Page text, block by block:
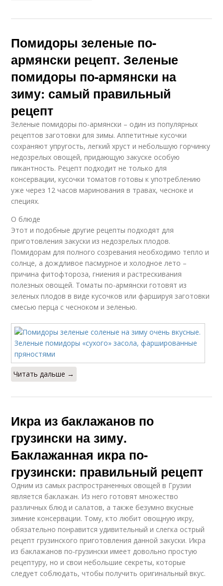
Помидоры зеленые по-
армянски рецепт. Зеленые
помидоры по-армянски на
зиму: самый правильный
рецепт
Зеленые помидоры по-армянски – один из популярных
рецептов заготовки для зимы. Аппетитные кусочки
сохраняют упругость, легкий хруст и небольшую горчинку
недозрелых овощей, придающую закуске особую
пикантность. Рецепт подходит не только для
консервации, кусочки томатов готовы к употреблению
уже через 12 часов маринования в травах, чесноке и
специях.
О блюде
Этот и подобные другие рецепты подходят для
приготовления закуски из недозрелых плодов.
Помидорам для полного созревания необходимо тепло и
солнце, а дождливое пасмурное и холодное лето –
причина фитофтороза, гниения и растрескивания
полезных овощей. Томаты по-армянски готовят из
зеленых плодов в виде кусочков или фаршируя заготовки
смесью перца с чесноком и зеленью.
Читать дальше →
Икра из баклажанов по
грузински на зиму.
Баклажанная икра по-
грузински: правильный рецепт
Одним из самых распространенных овощей в Грузии
является баклажан. Из него готовят множество
различных блюд и салатов, а также безумно вкусные
зимние консервации. Тому, кто любит овощную икру,
обязательно понравится удивительный и слегка острый
рецепт грузинского приготовления данной закуски. Икра
из баклажанов по-грузински имеет довольно простую
рецептуру, но и свои небольшие секреты, которые
следует соблюдать, чтобы получить оригинальный вкус.